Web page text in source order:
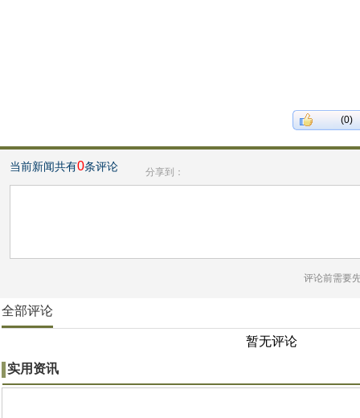
(0)
当前新闻共有0条评论 分享到：
评论前需要
全部评论
暂无评论
实用资讯